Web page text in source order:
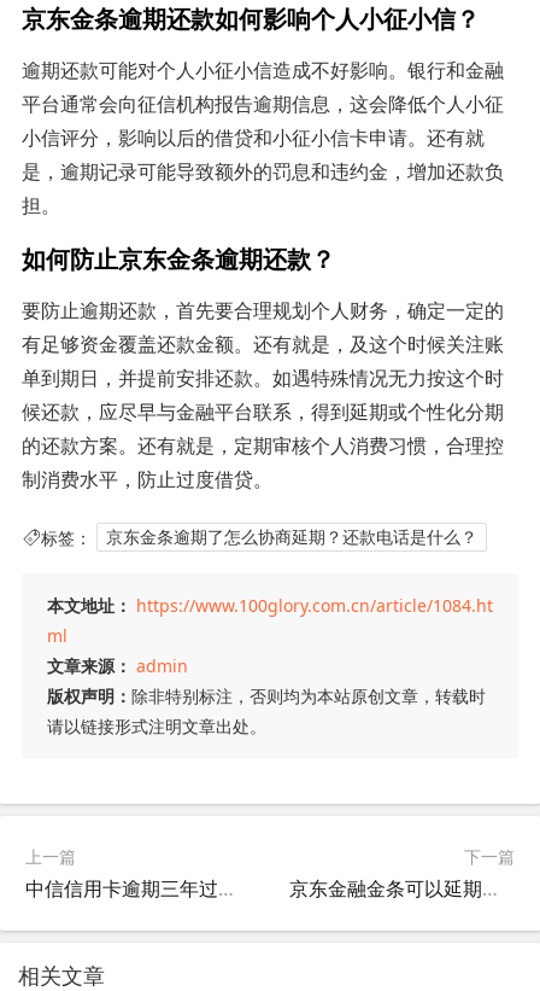
京东金条逾期还款如何影响个人小征小信？
逾期还款可能对个人小征小信造成不好影响。银行和金融
平台通常会向征信机构报告逾期信息，这会降低个人小征
小信评分，影响以后的借贷和小征小信卡申请。还有就
是，逾期记录可能导致额外的罚息和违约金，增加还款负
担。
如何防止京东金条逾期还款？
要防止逾期还款，首先要合理规划个人财务，确定一定的
有足够资金覆盖还款金额。还有就是，及这个时候关注账
单到期日，并提前安排还款。如遇特殊情况无力按这个时
候还款，应尽早与金融平台联系，得到延期或个性化分期
的还款方案。还有就是，定期审核个人消费习惯，合理控
制消费水平，防止过度借贷。
标签： 京东金条逾期了怎么协商延期？还款电话是什么？
本文地址： https://www.100glory.com.cn/article/1084.ht
ml
文章来源： admin
版权声明： 除非特别标注，否则均为本站原创文章，转载时
请以链接形式注明文章出处。
上一篇
中信信用卡逾期三年过了诉讼时效吗，现收到消息说案件已经进入强制执行真的吗
下一篇
京东金融金条可以延期还款吗？逾期记录可以消除吗？
相关文章